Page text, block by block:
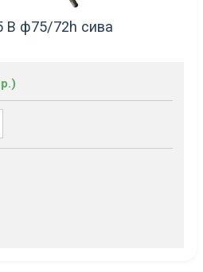
B ф75/72h сива